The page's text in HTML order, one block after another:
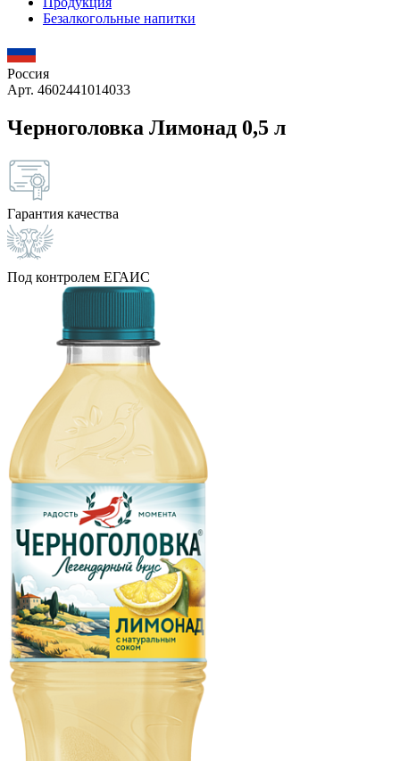
Безалкогольные напитки
Россия
Арт. 4602441014033
Черноголовка Лимонад 0,5 л
Гарантия качества
Под контролем ЕГАИС